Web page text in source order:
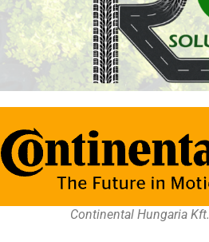
Continental Hungaria Kft.